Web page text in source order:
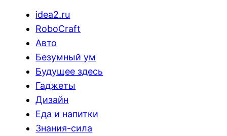
idea2.ru
RoboCraft
Авто
Безумный ум
Будущее здесь
Гаджеты
Дизайн
Еда и напитки
Знания-сила